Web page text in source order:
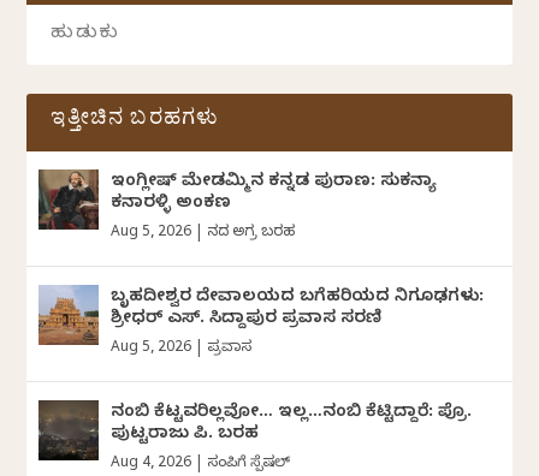
ಇತ್ತೀಚಿನ ಬರಹಗಳು
ಇಂಗ್ಲೀಷ್ ಮೇಡಮ್ಮಿನ ಕನ್ನಡ ಪುರಾಣ: ಸುಕನ್ಯಾ
ಕನಾರಳ್ಳಿ ಅಂಕಣ
Aug 5, 2026 ದಿನದ ಅಗ್ರ ಬರಹ
ಬೃಹದೀಶ್ವರ ದೇವಾಲಯದ ಬಗೆಹರಿಯದ ನಿಗೂಢಗಳು:
ಶ್ರೀಧರ್‌ ಎಸ್.‌ ಸಿದ್ದಾಪುರ ಪ್ರವಾಸ ಸರಣಿ
Aug 5, 2026 ಪ್ರವಾಸ
ನಂಬಿ ಕೆಟ್ಟವರಿಲ್ಲವೋ… ಇಲ್ಲ…ನಂಬಿ ಕೆಟ್ಟಿದ್ದಾರೆ: ಪ್ರೊ.
ಪುಟ್ಟರಾಜು ಪಿ. ಬರಹ
Aug 4, 2026 ಸಂಪಿಗೆ ಸ್ಪೆಷಲ್